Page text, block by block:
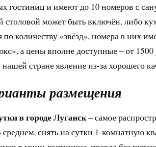
гостиниц и имеют до 10 номеров с
столовой может быть включён, либо
по количеству «звёзд», номера в них
а цены вполне доступные – от
стране явление из-за хорошего
размещения
в городе Луганск– самое
снять на сутки 1-комнатную